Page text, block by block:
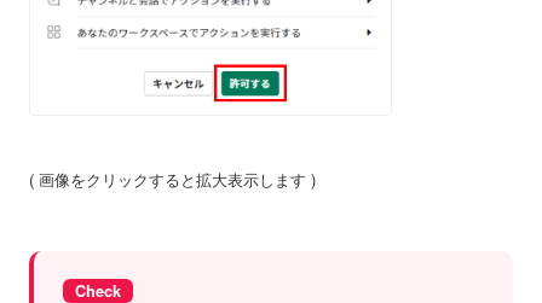
( 画像をクリックすると拡大表示します )
Check